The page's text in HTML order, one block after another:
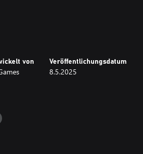
dich an neue Orte teleportieren
Herausforderung und Spaß
neue Reise lieben.
die Wolken fliegen kann!
von Veröffentlichungsdatum
8.5.2025